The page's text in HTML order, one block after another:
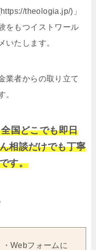
theologia.jp/)」
をもつイストワール
いたします。
業者からの取り立て
。
国どこでも即日
相談だけでも丁寧
す。
・Webフォームに